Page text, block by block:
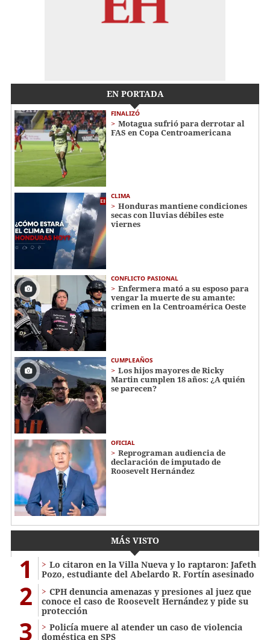
EN PORTADA
FINALIZÓ
Motagua sufrió para derrotar al
FAS en Copa Centroamericana
CLIMA
Honduras mantiene condiciones
secas con lluvias débiles este
viernes
CONFLICTO PASIONAL
Enfermera mató a su esposo para
vengar la muerte de su amante:
crimen en la Centroamérica Oeste
CUMPLEAÑOS
Los hijos mayores de Ricky
Martin cumplen 18 años: ¿A quién
se parecen?
OFICIAL
Reprograman audiencia de
declaración de imputado de
Roosevelt Hernández
MÁS VISTO
1
Lo citaron en la Villa Nueva y lo raptaron: Jafeth
Pozo, estudiante del Abelardo R. Fortín asesinado
2
CPH denuncia amenazas y presiones al juez que
conoce el caso de Roosevelt Hernández y pide su
protección
3
Policía muere al atender un caso de violencia
doméstica en SPS